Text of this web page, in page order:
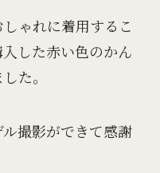
ゃれに着用するこ
した赤い色のかん
た。
撮影ができて感謝